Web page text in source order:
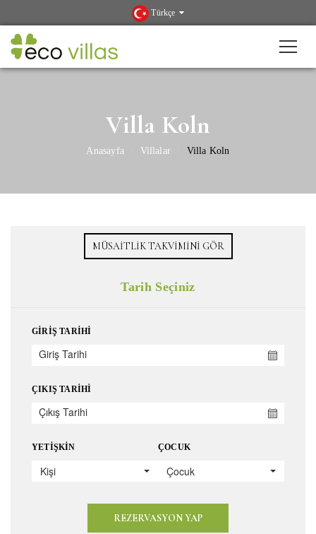
Türkçe
Villa Koln
Anasayfa Villalar Villa Koln
MÜSAITLIK TAKVIMINI GÖR
Tarih Seçiniz
GIRIŞ TARIHI
ÇIKIŞ TARIHI
YETIŞKIN
Kişi
ÇOCUK
Çocuk
REZERVASYON YAP